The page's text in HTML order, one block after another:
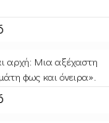
αρχή: Μια αξέχαστη
φως και όνειρα».